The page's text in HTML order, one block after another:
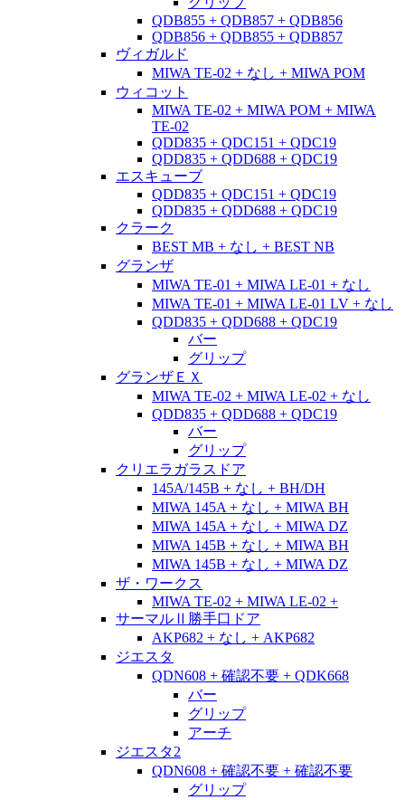
QDB855 + QDB857 + QDB856
QDB856 + QDB855 + QDB857
ヴィガルド
MIWA TE-02 + なし + MIWA POM
ウィコット
MIWA TE-02 + MIWA POM + MIWA
TE-02
QDD835 + QDC151 + QDC19
QDD835 + QDD688 + QDC19
エスキューブ
QDD835 + QDC151 + QDC19
QDD835 + QDD688 + QDC19
クラーク
BEST MB + なし + BEST NB
グランザ
MIWA TE-01 + MIWA LE-01 + なし
MIWA TE-01 + MIWA LE-01 LV + なし
QDD835 + QDD688 + QDC19
バー
グリップ
グランザＥＸ
MIWA TE-02 + MIWA LE-02 + なし
QDD835 + QDD688 + QDC19
バー
グリップ
クリエラガラスドア
145A/145B + なし + BH/DH
MIWA 145A + なし + MIWA BH
MIWA 145A + なし + MIWA DZ
MIWA 145B + なし + MIWA BH
MIWA 145B + なし + MIWA DZ
ザ・ワークス
MIWA TE-02 + MIWA LE-02 +
サーマルⅡ勝手口ドア
AKP682 + なし + AKP682
ジエスタ
QDN608 + 確認不要 + QDK668
バー
グリップ
アーチ
ジエスタ2
QDN608 + 確認不要 + 確認不要
グリップ